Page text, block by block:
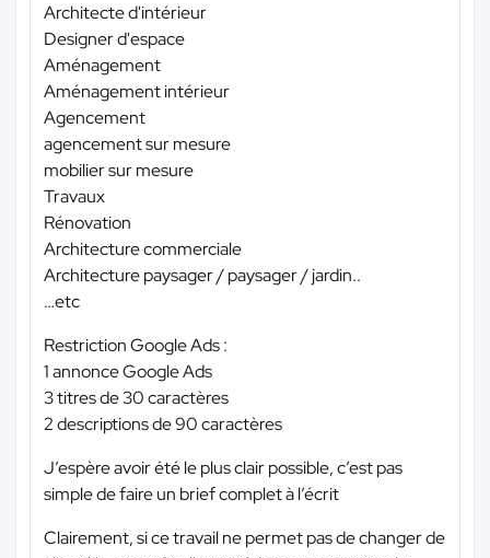
Architecte d'intérieur
Designer d'espace
Aménagement
Aménagement intérieur
Agencement
agencement sur mesure
mobilier sur mesure
Travaux
Rénovation
Architecture commerciale
Architecture paysager / paysager / jardin..
…etc
Restriction Google Ads :
1 annonce Google Ads
3 titres de 30 caractères
2 descriptions de 90 caractères
J’espère avoir été le plus clair possible, c’est pas
simple de faire un brief complet à l’écrit
Clairement, si ce travail ne permet pas de changer de